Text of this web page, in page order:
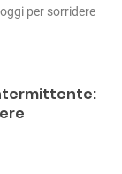
per sorridere